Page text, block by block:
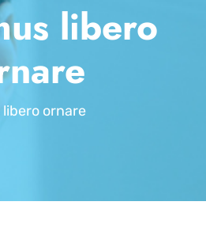
libero
libero ornare